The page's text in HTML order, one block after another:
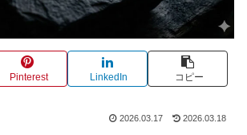
Pinterest LinkedIn コピー
2026.03.17 2026.03.18